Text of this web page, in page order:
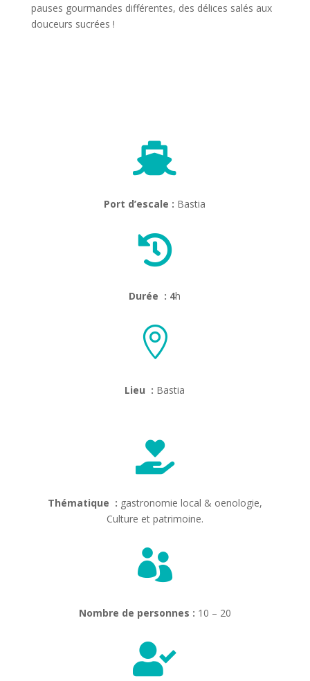
pauses gourmandes différentes, des délices salés aux
douceurs sucrées !

Port d’escale : Bastia

Durée : 4h

Lieu : Bastia

Thématique : gastronomie local & oenologie,
Culture et patrimoine.

Nombre de personnes : 10 – 20
